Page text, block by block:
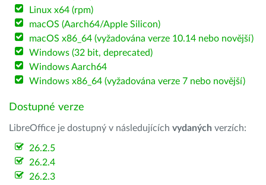
Linux x64 (rpm)
macOS (Aarch64/Apple Silicon)
macOS x86_64 (vyžadována verze 10.14 nebo novější)
Windows (32 bit, deprecated)
Windows Aarch64
Windows x86_64 (vyžadována verze 7 nebo novější)
Dostupné verze
LibreOffice je dostupný v následujících vydaných verzích:
26.2.5
26.2.4
26.2.3